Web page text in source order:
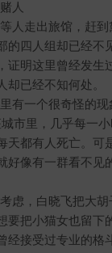
人
走出旅馆，赶到
的四人组却已经不
证明这里曾经发生
却已经不知何处。
一个很奇怪的现
市里，几乎每一
天都有人死亡。可
好像有一群看不见
，白晓飞把大胡
要把小猫女也留下
经接受过专业的格